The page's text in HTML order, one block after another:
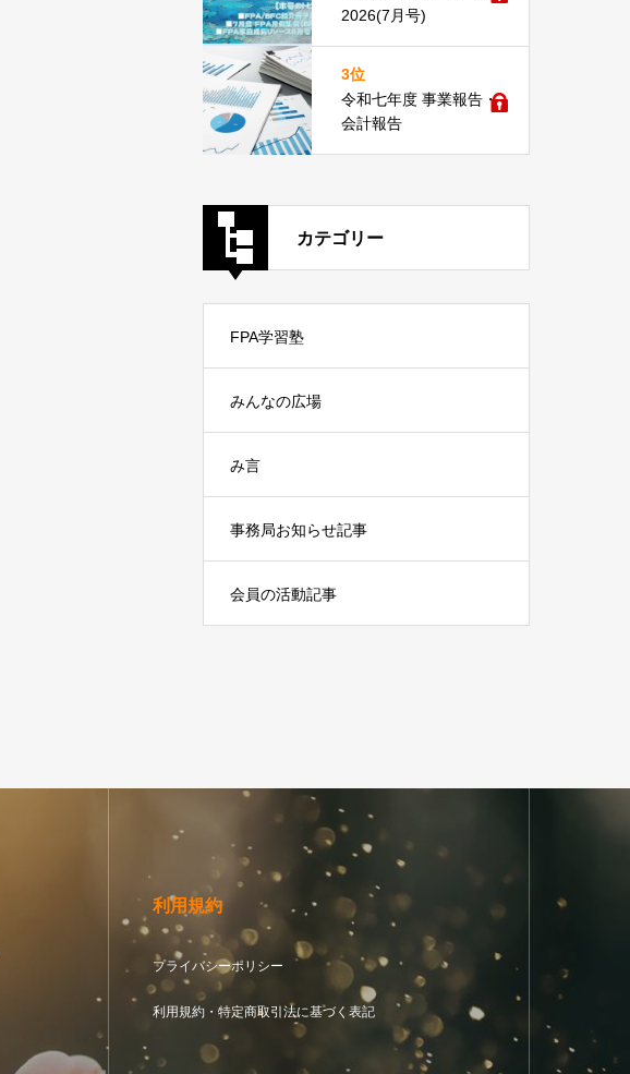
2026(7月号)
3位
令和七年度 事業報告・
会計報告
カテゴリー
FPA学習塾
みんなの広場
み言
事務局お知らせ記事
会員の活動記事
利用規約
プライバシーポリシー
利用規約・特定商取引法に基づく表記